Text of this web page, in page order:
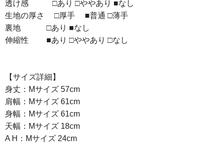
透け感 □あり □ややあり ■なし
生地の厚さ □厚手 ■普通 □薄手
裏地 □あり ■なし
伸縮性 ■あり □ややあり □なし
【サイズ詳細】
身丈：Mサイズ 57cm
肩幅：Mサイズ 61cm
身幅：Mサイズ 61cm
天幅：Mサイズ 18cm
A H：Mサイズ 24cm